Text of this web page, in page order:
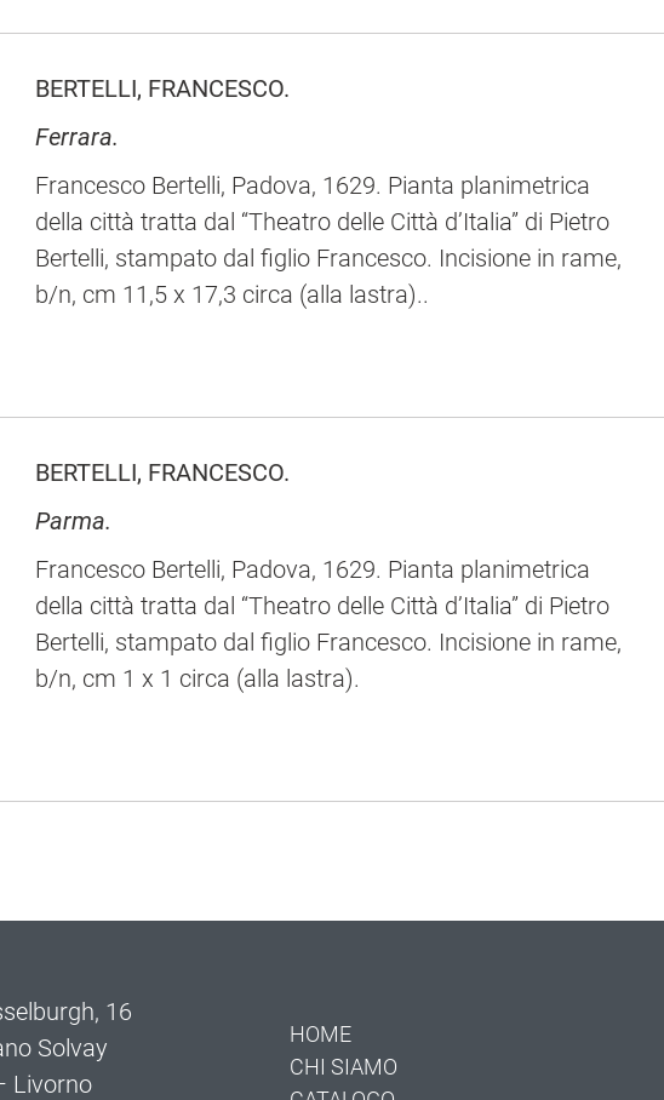
BERTELLI, FRANCESCO.
Ferrara.
Francesco Bertelli, Padova, 1629. Pianta planimetrica
della città tratta dal “Theatro delle Città d’Italia” di Pietro
Bertelli, stampato dal figlio Francesco. Incisione in rame,
b/n, cm 11,5 x 17,3 circa (alla lastra)..
BERTELLI, FRANCESCO.
Parma.
Francesco Bertelli, Padova, 1629. Pianta planimetrica
della città tratta dal “Theatro delle Città d’Italia” di Pietro
Bertelli, stampato dal figlio Francesco. Incisione in rame,
b/n, cm 1 x 1 circa (alla lastra).
16
Solvay
Livorno
HOME
CHI SIAMO